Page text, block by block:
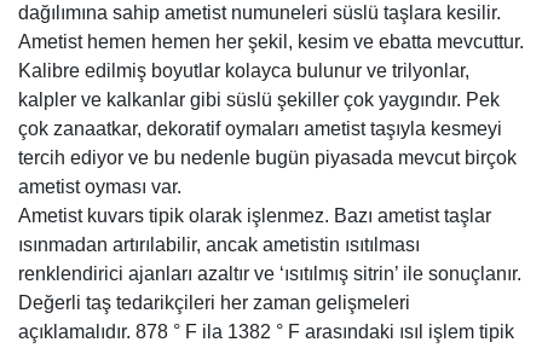
dağılımına sahip ametist numuneleri süslü taşlara kesilir.
Ametist hemen hemen her şekil, kesim ve ebatta mevcuttur.
Kalibre edilmiş boyutlar kolayca bulunur ve trilyonlar,
kalpler ve kalkanlar gibi süslü şekiller çok yaygındır. Pek
çok zanaatkar, dekoratif oymaları ametist taşıyla kesmeyi
tercih ediyor ve bu nedenle bugün piyasada mevcut birçok
ametist oyması var.
Ametist kuvars tipik olarak işlenmez. Bazı ametist taşlar
ısınmadan artırılabilir, ancak ametistin ısıtılması
renklendirici ajanları azaltır ve ‘ısıtılmış sitrin’ ile sonuçlanır.
Değerli taş tedarikçileri her zaman gelişmeleri
açıklamalıdır. 878 ° F ila 1382 ° F arasındaki ısıl işlem tipik